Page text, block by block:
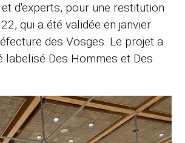
d'experts, pour une restitution
qui a été validée en janvier
des Vosges. Le projet a
labelisé Des Hommes et Des